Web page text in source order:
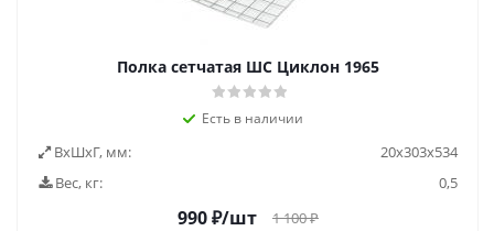
Полка сетчатая ШС Циклон 1965
Есть в наличии
ВxШxГ, мм:
20x303x534
Вес, кг:
0,5
990₽/шт 1 100₽